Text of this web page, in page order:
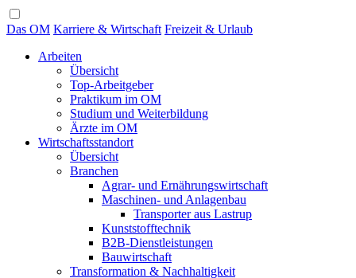
Das OM Karriere & Wirtschaft Freizeit & Urlaub
Arbeiten
Übersicht
Top-Arbeitgeber
Praktikum im OM
Studium und Weiterbildung
Ärzte im OM
Wirtschaftsstandort
Übersicht
Branchen
Agrar- und Ernährungswirtschaft
Maschinen- und Anlagenbau
Transporter aus Lastrup
Kunststofftechnik
B2B-Dienstleistungen
Bauwirtschaft
Transformation & Nachhaltigkeit